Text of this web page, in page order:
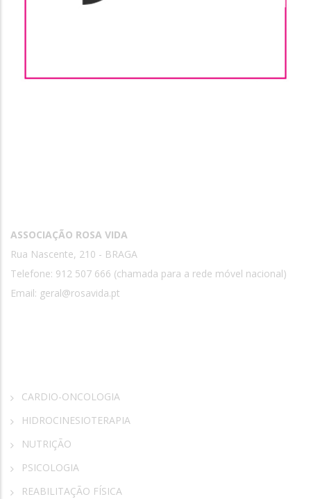
ASSOCIAÇÃO ROSA VIDA
Rua Nascente, 210 - BRAGA
Telefone: 912 507 666 (chamada para a rede móvel nacional)
Email: geral@rosavida.pt
CARDIO-ONCOLOGIA
HIDROCINESIOTERAPIA
NUTRIÇÃO
PSICOLOGIA
REABILITAÇÃO FÍSICA